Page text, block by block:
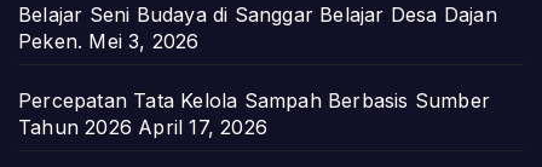
Belajar Seni Budaya di Sanggar Belajar Desa Dajan
Peken. Mei 3, 2026
Percepatan Tata Kelola Sampah Berbasis Sumber
Tahun 2026 April 17, 2026